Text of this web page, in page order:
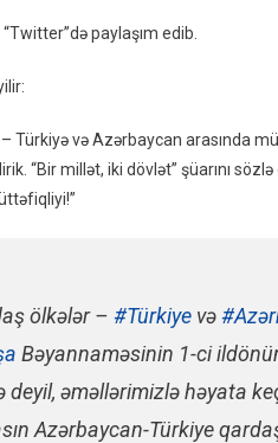
paylaşım edib.
– Türkiyə və Azərbaycan arasında
“Bir millət, iki dövlət” şüarını
ölkələr – #Türkiye və
Bəyannaməsinin 1-ci
deyil, əməllərimizlə həyata
Azərbaycan-Türkiye